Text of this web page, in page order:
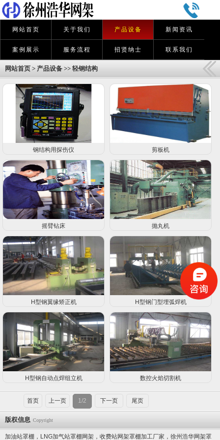
网站首页 关于我们 产品设备 新闻资讯
案例展示 服务流程 招贤纳士 联系我们
网站首页 > 产品设备 >> 轻钢结构
钢结构用探伤仪 剪板机
摇臂钻床 抛丸机
H型钢翼缘矫正机 H型钢门型埋弧焊机
H型钢自动点焊组立机 数控火焰切割机
首页 上一页 1/2 下一页 尾页
版权信息 Copyright
加油站罩棚，LNG加气站罩棚网架，收费站网架罩棚加工厂家，徐州浩华网架罩